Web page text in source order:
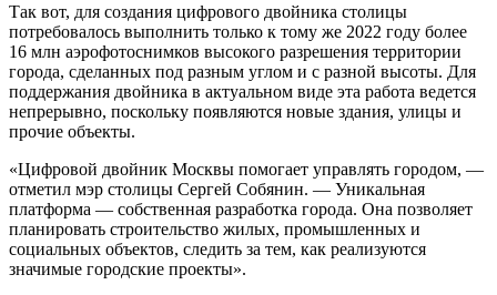
Так вот, для создания цифрового двойника столицы
потребовалось выполнить только к тому же 2022 году более
16 млн аэрофотоснимков высокого разрешения территории
города, сделанных под разным углом и с разной высоты. Для
поддержания двойника в актуальном виде эта работа ведется
непрерывно, поскольку появляются новые здания, улицы и
прочие объекты.
«Цифровой двойник Москвы помогает управлять городом, —
отметил мэр столицы Сергей Собянин. — Уникальная
платформа — собственная разработка города. Она позволяет
планировать строительство жилых, промышленных и
социальных объектов, следить за тем, как реализуются
значимые городские проекты».